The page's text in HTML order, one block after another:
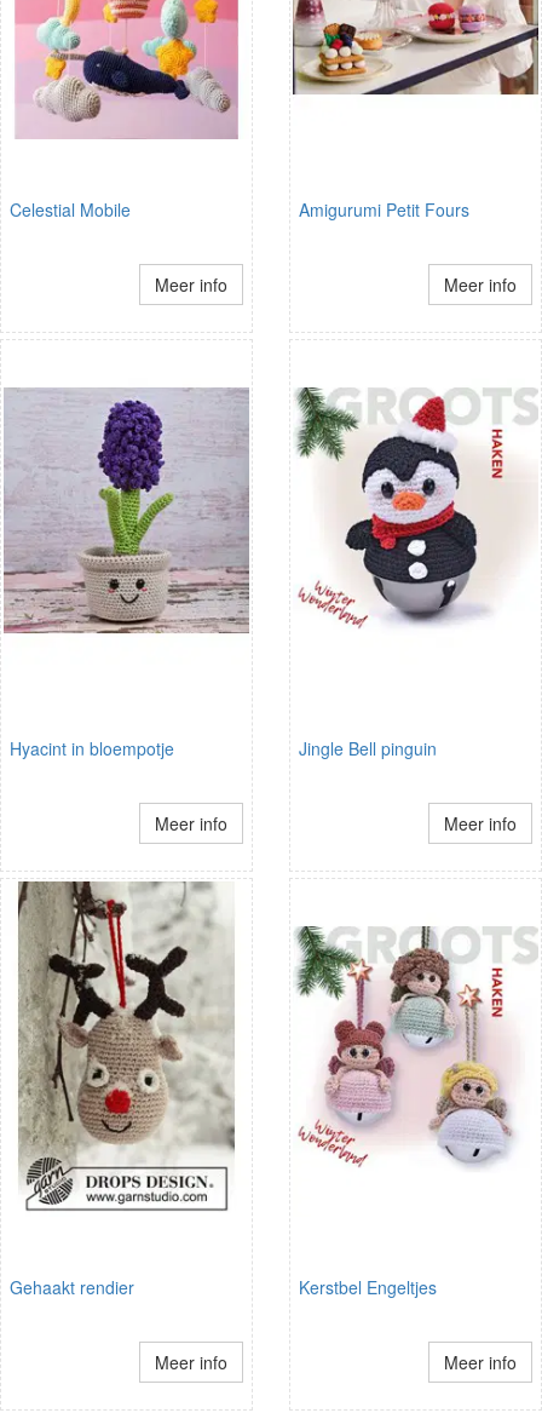
Celestial Mobile
Meer info
Amigurumi Petit Fours
Meer info
Hyacint in bloempotje
Meer info
Jingle Bell pinguin
Meer info
Gehaakt rendier
Meer info
Kerstbel Engeltjes
Meer info